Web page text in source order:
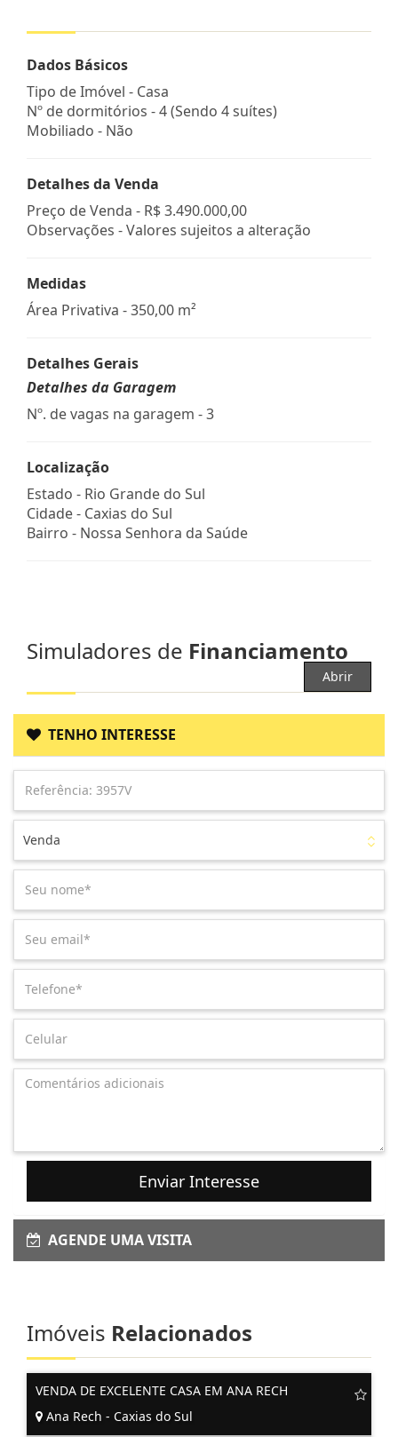
Dados Básicos
Tipo de Imóvel - Casa
Nº de dormitórios - 4 (Sendo 4 suítes)
Mobiliado - Não
Detalhes da Venda
Preço de Venda - R$ 3.490.000,00
Observações - Valores sujeitos a alteração
Medidas
Área Privativa - 350,00 m²
Detalhes Gerais
Detalhes da Garagem
Nº. de vagas na garagem - 3
Localização
Estado - Rio Grande do Sul
Cidade - Caxias do Sul
Bairro - Nossa Senhora da Saúde
Simuladores de Financiamento
Abrir
TENHO INTERESSE
Venda
Enviar Interesse
AGENDE UMA VISITA
Imóveis Relacionados
VENDA DE EXCELENTE CASA EM ANA RECH
Ana Rech - Caxias do Sul